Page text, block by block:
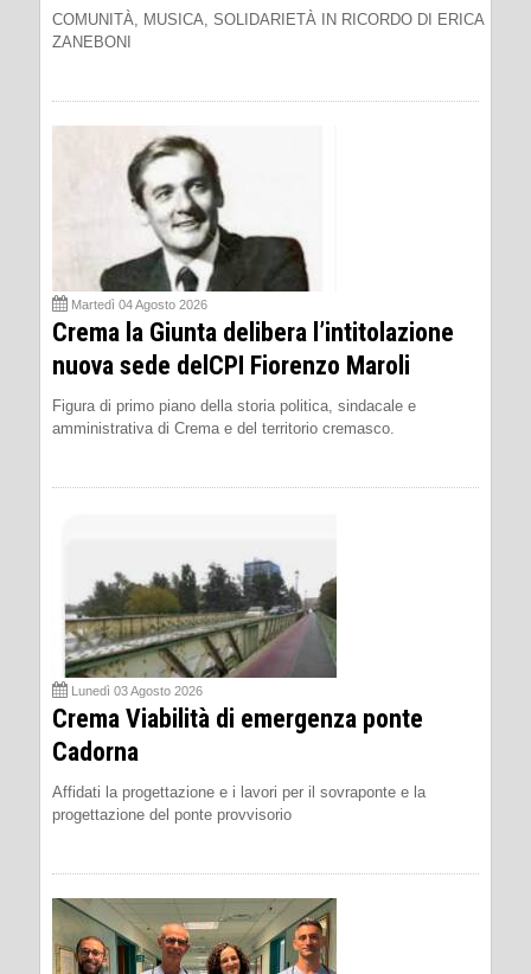
COMUNITÀ, MUSICA, SOLIDARIETÀ IN RICORDO DI ERICA
ZANEBONI
Martedì 04 Agosto 2026
Crema la Giunta delibera l’intitolazione
nuova sede delCPI Fiorenzo Maroli
Figura di primo piano della storia politica, sindacale e
amministrativa di Crema e del territorio cremasco.
Lunedì 03 Agosto 2026
Crema Viabilità di emergenza ponte
Cadorna
Affidati la progettazione e i lavori per il sovraponte e la
progettazione del ponte provvisorio